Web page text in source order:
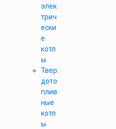
элек
трич
ески
е
котл
ы
Твер
дото
плив
ные
котл
ы